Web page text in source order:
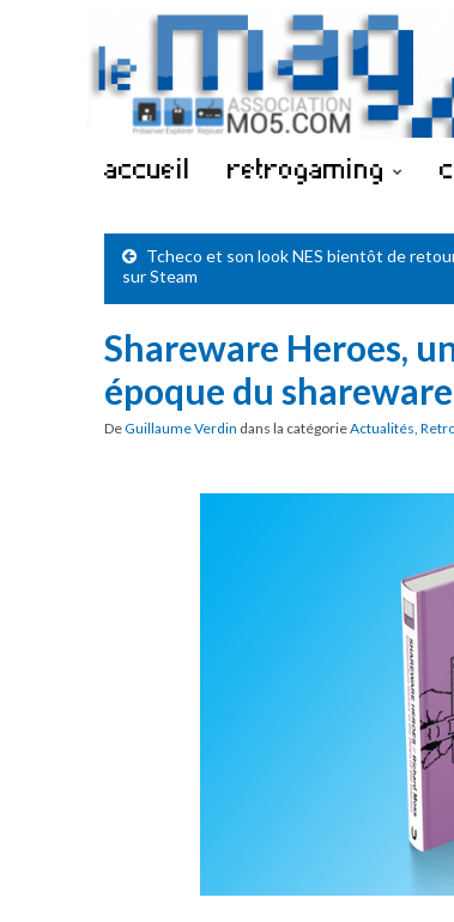
accueil retrogaming
Tcheco et son look NES bientôt de
sur Steam
Shareware Heroes,
époque du shareware
DeGuillaume Verdin dans la catégorieActualités,